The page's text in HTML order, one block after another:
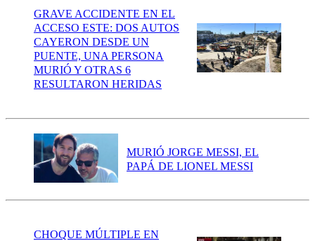
GRAVE ACCIDENTE EN EL
ACCESO ESTE: DOS AUTOS
CAYERON DESDE UN
PUENTE, UNA PERSONA
MURIÓ Y OTRAS 6
RESULTARON HERIDAS
MURIÓ JORGE MESSI, EL
PAPÁ DE LIONEL MESSI
CHOQUE MÚLTIPLE EN